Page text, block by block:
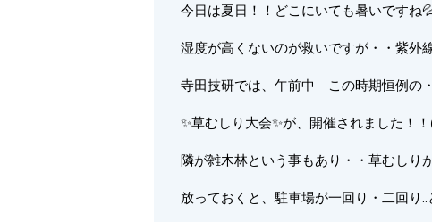
今日は夏日！！どこにいても暑いですね
湿度が高くないのが救いですが・・紫外
寺田技研では、午前中 この時期恒例の
✨草むしり大会✨が、開催されました！
隣が雑木林という事もあり・・草むしり
放っておくと、駐車場が一回り・二回り